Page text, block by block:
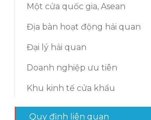
Một cửa quốc gia, Asean
Địa bàn hoạt động hải quan
Đại lý hải quan
Doanh nghiệp ưu tiên
Khu kinh tế cửa khẩu
Quy định liên quan